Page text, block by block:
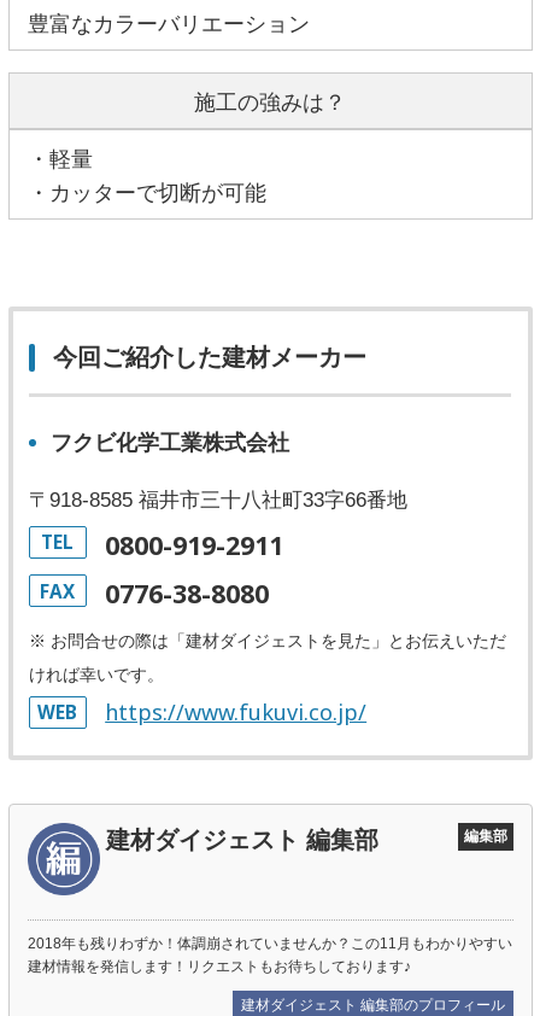
豊富なカラーバリエーション
施工の強みは？
・軽量
・カッターで切断が可能
今回ご紹介した建材メーカー
フクビ化学工業株式会社
〒918-8585 福井市三十八社町33字66番地
TEL 0800-919-2911
FAX 0776-38-8080
※ お問合せの際は「建材ダイジェストを見た」とお伝えいただ
ければ幸いです。
WEB https://www.fukuvi.co.jp/
建材ダイジェスト 編集部 編集部
2018年も残りわずか！体調崩されていませんか？この11月もわかりやすい
建材情報を発信します！リクエストもお待ちしております♪
建材ダイジェスト 編集部のプロフィール